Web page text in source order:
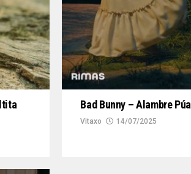
Bad Bunny – Alambre Púa
Vitaxo 14/07/2025